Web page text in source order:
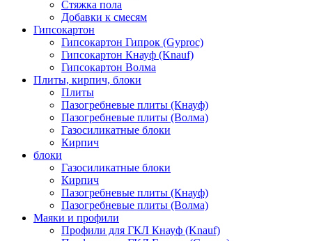
Стяжка пола
Добавки к смесям
Гипсокартон
Гипсокартон Гипрок (Gyproc)
Гипсокартон Кнауф (Knauf)
Гипсокартон Волма
Плиты, кирпич, блоки
Плиты
Пазогребневые плиты (Кнауф)
Пазогребневые плиты (Волма)
Газосиликатные блоки
Кирпич
блоки
Газосиликатные блоки
Кирпич
Пазогребневые плиты (Кнауф)
Пазогребневые плиты (Волма)
Маяки и профили
Профили для ГКЛ Кнауф (Knauf)